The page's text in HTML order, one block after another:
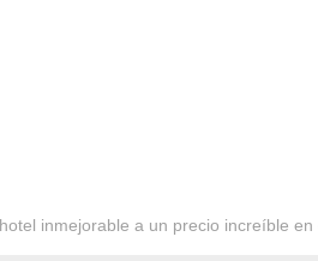
inmejorable a un precio increíble